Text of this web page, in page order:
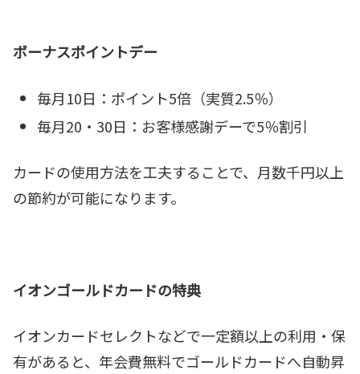
ボーナスポイントデー
毎月10日：ポイント5倍（実質2.5％）
毎月20・30日：お客様感謝デーで5％割引
カードの使用方法を工夫することで、月数千円以上
の節約が可能になります。
イオンゴールドカードの特典
イオンカードセレクトなどで一定額以上の利用・保
有があると、年会費無料でゴールドカードへ自動昇